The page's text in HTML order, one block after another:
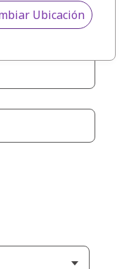
Ubicación